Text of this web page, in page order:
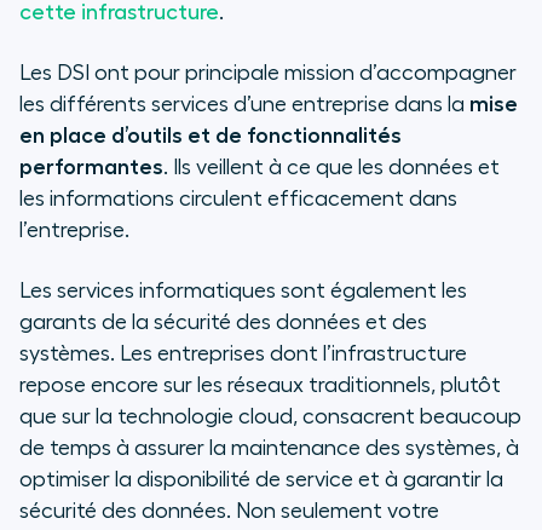
cette infrastructure.
Les DSI ont pour principale mission d’accompagner
les différents services d’une entreprise dans la mise
en place d’outils et de fonctionnalités
performantes. Ils veillent à ce que les données et
les informations circulent efficacement dans
l’entreprise.
Les services informatiques sont également les
garants de la sécurité des données et des
systèmes. Les entreprises dont l’infrastructure
repose encore sur les réseaux traditionnels, plutôt
que sur la technologie cloud, consacrent beaucoup
de temps à assurer la maintenance des systèmes, à
optimiser la disponibilité de service et à garantir la
sécurité des données. Non seulement votre